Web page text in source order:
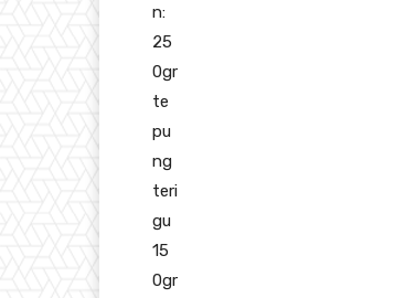
n:
25
0gr
te
pu
ng
teri
gu
15
0gr